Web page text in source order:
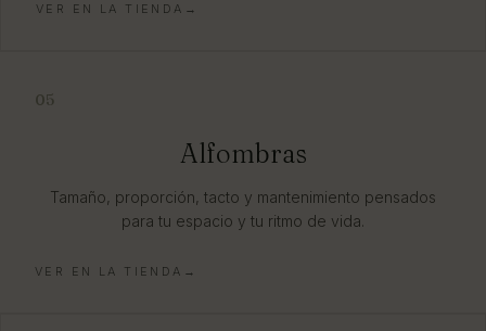
VER EN LA TIENDA→
05
Alfombras
Tamaño, proporción, tacto y mantenimiento pensados
para tu espacio y tu ritmo de vida.
VER EN LA TIENDA→